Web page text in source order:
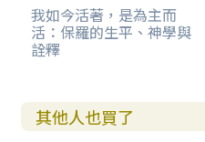
我如今活著，是為主而
活：保羅的生平、神學與
詮釋
其他人也買了